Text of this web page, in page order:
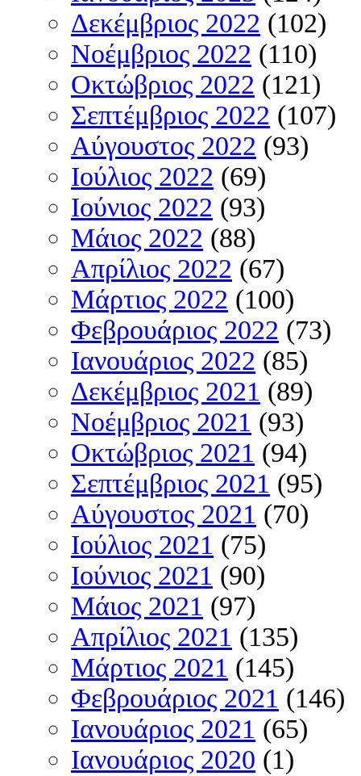
Δεκέμβριος 2022 (102)
Νοέμβριος 2022 (110)
Οκτώβριος 2022 (121)
Σεπτέμβριος 2022 (107)
Αύγουστος 2022 (93)
Ιούλιος 2022 (69)
Ιούνιος 2022 (93)
Μάιος 2022 (88)
Απρίλιος 2022 (67)
Μάρτιος 2022 (100)
Φεβρουάριος 2022 (73)
Ιανουάριος 2022 (85)
Δεκέμβριος 2021 (89)
Νοέμβριος 2021 (93)
Οκτώβριος 2021 (94)
Σεπτέμβριος 2021 (95)
Αύγουστος 2021 (70)
Ιούλιος 2021 (75)
Ιούνιος 2021 (90)
Μάιος 2021 (97)
Απρίλιος 2021 (135)
Μάρτιος 2021 (145)
Φεβρουάριος 2021 (146)
Ιανουάριος 2021 (65)
Ιανουάριος 2020 (1)